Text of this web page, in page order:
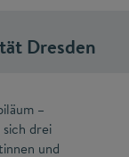
Dresden
–
drei
und